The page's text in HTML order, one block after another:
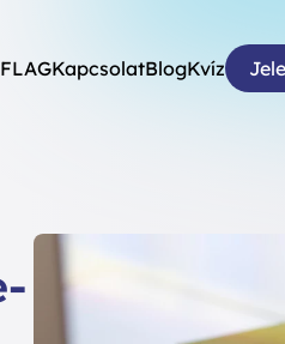
KapcsolatBlogKvíz